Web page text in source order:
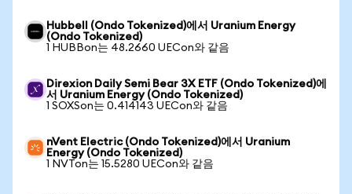
Hubbell (Ondo Tokenized)에서 Uranium Energy
(Ondo Tokenized)
1 HUBBon는 48.2660 UECon와 같음
Direxion Daily Semi Bear 3X ETF (Ondo Tokenized)에
서 Uranium Energy (Ondo Tokenized)
1 SOXSon는 0.414143 UECon와 같음
nVent Electric (Ondo Tokenized)에서 Uranium
Energy (Ondo Tokenized)
1 NVTon는 15.5280 UECon와 같음